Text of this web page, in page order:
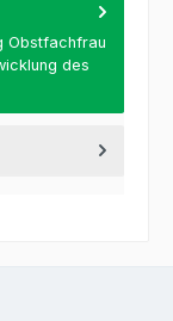
Obstfachfrau
des